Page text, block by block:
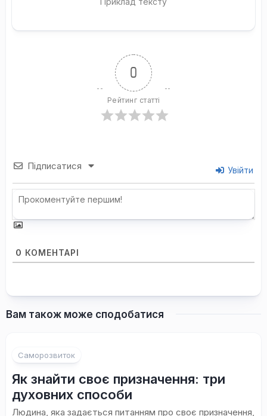
0
Рейтинг статті
Підписатися Увійти
0 КОМЕНТАРІ
Вам також може сподобатися
Саморозвиток
Як знайти своє призначення: три
духовних способи
Людина, яка задається питанням про своє призначення,